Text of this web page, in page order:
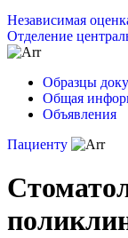
Независимая
Отделение
Образцы
Общая
Объявления
Пациенту